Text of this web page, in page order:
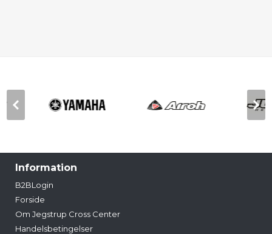
Information
B2BLogin
Forside
Om Jegstrup Cross Center
Handelsbetingelser